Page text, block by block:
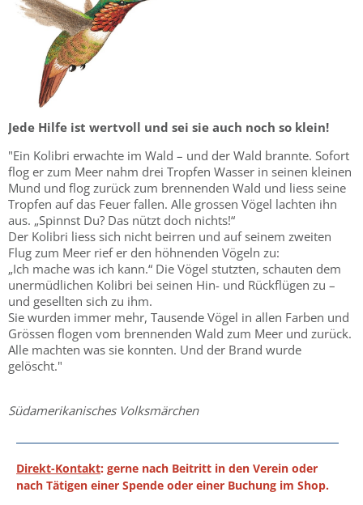
Jede Hilfe ist wertvoll und sei sie auch noch so klein!
"Ein Kolibri erwachte im Wald – und der Wald brannte. Sofort
flog er zum Meer nahm drei Tropfen Wasser in seinen kleinen
Mund und flog zurück zum brennenden Wald und liess seine
Tropfen auf das Feuer fallen. Alle grossen Vögel lachten ihn
aus. „Spinnst Du? Das nützt doch nichts!“
Der Kolibri liess sich nicht beirren und auf seinem zweiten
Flug zum Meer rief er den höhnenden Vögeln zu:
„Ich mache was ich kann.“ Die Vögel stutzten, schauten dem
unermüdlichen Kolibri bei seinen Hin- und Rückflügen zu –
und gesellten sich zu ihm.
Sie wurden immer mehr, Tausende Vögel in allen Farben und
Grössen flogen vom brennenden Wald zum Meer und zurück.
Alle machten was sie konnten. Und der Brand wurde
gelöscht."
Südamerikanisches Volksmärchen
Direkt-Kontakt: gerne nach Beitritt in den Verein oder
nach Tätigen einer Spende oder einer Buchung im Shop.